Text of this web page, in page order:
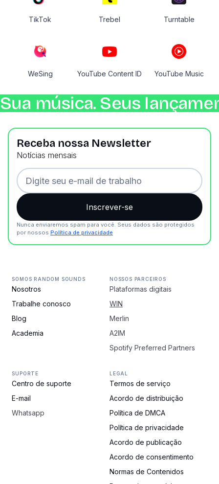
TikTok Trebel Turntable
WeSing YouTube Content ID YouTube Music
Sua música. Seus
Receba nossa Newsletter
Notícias mensais
Nunca enviaremos spam para você. Seus dados são protegidos
por nossos Política de privacidade
SOMOS RANDOM SOUNDS
Nosotros
Trabalhe conosco
Blog
Academia
NOSSOS PARCEIROS
Plataformas digitais
WIN
Merlin
A2IM
Spotify Preferred Partners
SUPORTE
Centro de suporte
E-mail
Whatsapp
LEGAL
Termos de serviço
Acordo de distribuição
Política de DMCA
Política de privacidade
Acordo de publicação
Acordo de consentimento
Normas de Contenidos